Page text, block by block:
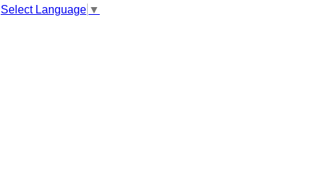
Select Language ▼